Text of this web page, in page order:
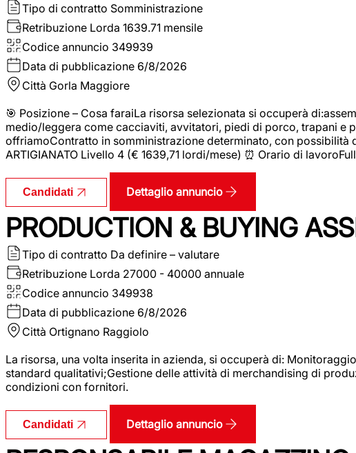
Tipo di contratto Somministrazione
Retribuzione Lorda 1639.71 mensile
Codice annuncio 349939
Data di pubblicazione 6/8/2026
Città Gorla Maggiore
🎯 Posizione – Cosa faraiLa risorsa selezionata si occuperà
medio/leggera come cacciaviti, avvitatori, piedi di porco, trapani e
offriamoContratto in somministrazione determinato, con possibilità
ARTIGIANATO Livello 4 (€ 1639,71 lordi/mese) ⏰ Orario di
Candidati Dettaglio annuncio
PRODUCTION & BUYING
Tipo di contratto Da definire – valutare
Retribuzione Lorda 27000 - 40000 annuale
Codice annuncio 349938
Data di pubblicazione 6/8/2026
Città Ortignano Raggiolo
La risorsa, una volta inserita in azienda, si occuperà di:
standard qualitativi;Gestione delle attività di merchandising di
condizioni con fornitori.
Candidati Dettaglio annuncio